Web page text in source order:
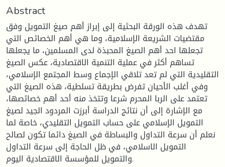
Abstract
تهدف هذه الورقة البحثية إلى إبراز أهم صيغ التمويل وفق
مقتضيات الشريعة الإسلامية، وما هي أهم الخصائص التي
تجعلها احد أهم الصيغ المحبذة لدى المسلمين، ما يجعلها
تساهم أكثر في عملية التنمية الاقتصادية، عكس الصيغ
التقليدية التي لم تعد تلاقي الإجماع وسط المجتمع الإسلامي،
وفي أغلب الأحيان تفرض بطريقة تسلطية، هذه الصيغ التي
تعتمد على الربا المحرم شرعا وتتخذ منه أحد أهم خصائصها،
مع الإشارة إلى أن نتائج الدراسة أبرزت المردود الجيد لصيغ
التمويل الإسلامي على حساب التمويل التقليدي، خاصة لما
نعلم أن سرعة التداول والبساطة في الصيغ دائما تكون لصالح
التمويل الاسلامي، في ظل الحاجة إلى سرعة التداول
والتمويل للمؤسسة الاقتصادية اليوم.